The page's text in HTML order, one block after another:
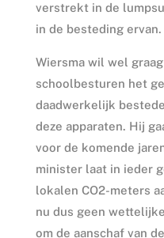
verstrekt in de
in de besteding ervan.
Wiersma wil wel
schoolbesturen het
daadwerkelijk
deze apparaten. Hij
voor de komende
minister laat in ieder
lokalen CO2-meters
nu dus geen
om de aanschaf van